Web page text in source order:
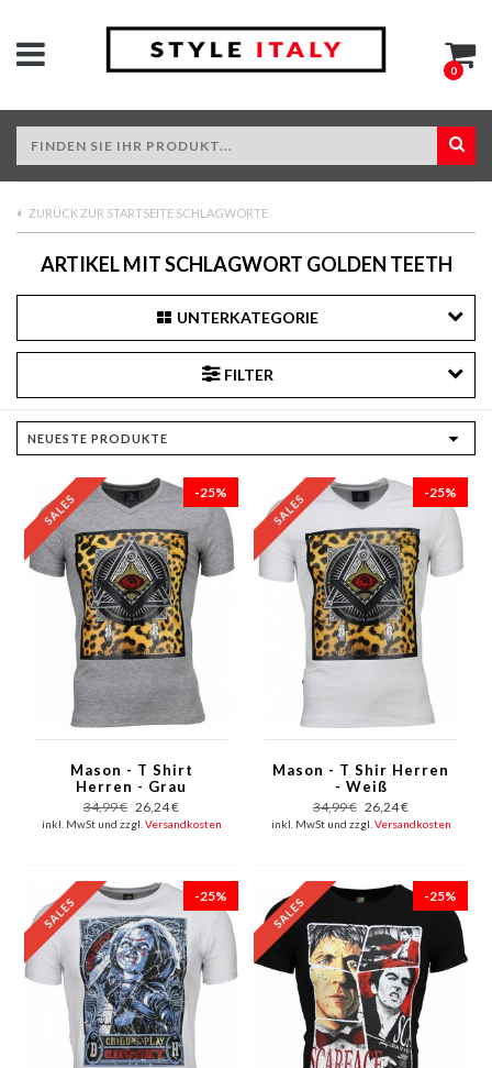
0
ZURÜCK ZUR STARTSEITE SCHLAGWORTE
ARTIKEL MIT SCHLAGWORT GOLDEN TEETH
UNTERKATEGORIE
FILTER
-25%
Mason - T Shirt
Herren - Grau
34,99 € 26,24 €
inkl. MwSt und zzgl. Versandkosten
-25%
Mason - T Shir Herren
- Weiß
34,99 € 26,24 €
inkl. MwSt und zzgl. Versandkosten
-25% -25%